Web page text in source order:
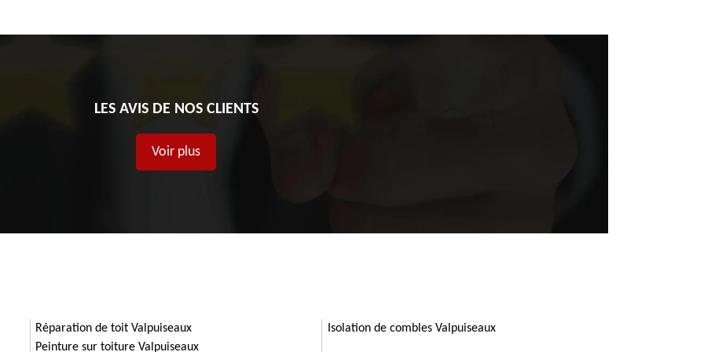
LES AVIS DE NOS CLIENTS
Voir plus
Réparation de toit Valpuiseaux
Peinture sur toiture Valpuiseaux
Isolation de combles Valpuiseaux